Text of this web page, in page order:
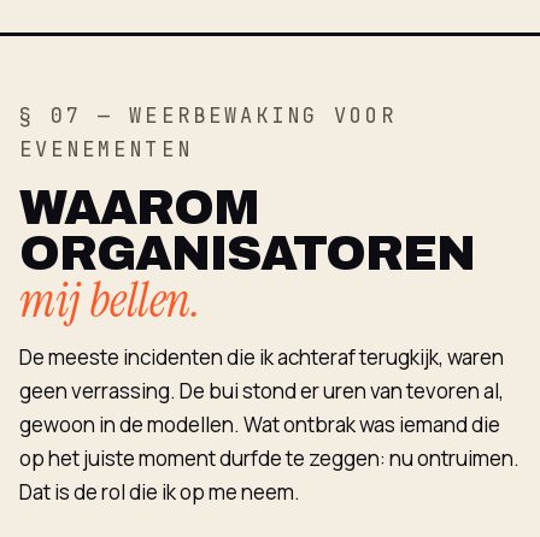
§ 07 — WEERBEWAKING VOOR
EVENEMENTEN
WAAROM
ORGANISATOREN
mij bellen.
De meeste incidenten die ik achteraf terugkijk, waren
geen verrassing. De bui stond er uren van tevoren al,
gewoon in de modellen. Wat ontbrak was iemand die
op het juiste moment durfde te zeggen: nu ontruimen.
Dat is de rol die ik op me neem.